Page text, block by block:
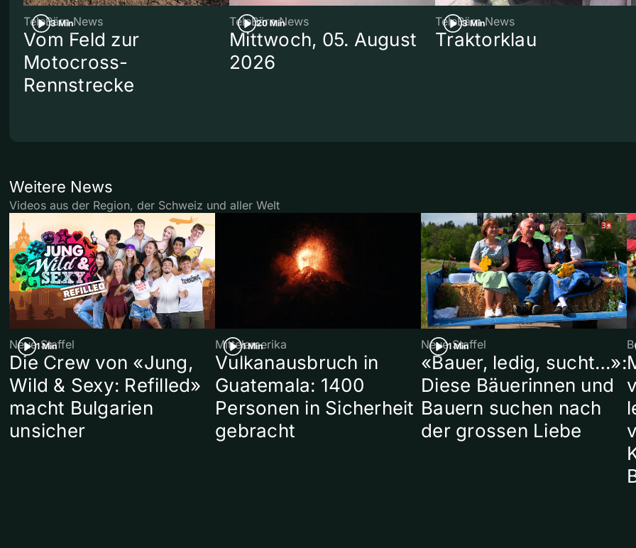
3 Min
TeleBärn News
Vom Feld zur
Motocross-
Rennstrecke
20 Min
TeleBärn News
Mittwoch, 05. August
2026
3 Min
TeleBärn News
Traktorklau
Weitere News
Videos aus der Region, der Schweiz und aller Welt
1 Min
Neue Staffel
Die Crew von «Jung,
Wild & Sexy: Refilled»
macht Bulgarien
unsicher
1 Min
Mittelamerika
Vulkanausbruch in
Guatemala: 1400
Personen in Sicherheit
gebracht
1 Min
Neue Staffel
«Bauer, ledig, sucht…»:
Diese Bäuerinnen und
Bauern suchen nach
der grossen Liebe